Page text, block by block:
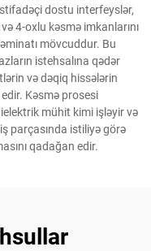
dostu interfeyslər,
4-oxlu kəsmə imkanlarını
mövcuddur. Bu
istehsalına qədər
və dəqiq hissələrin
Kəsmə prosesi
mühit kimi işləyir və
parçasında istiliyə görə
qadağan edir.